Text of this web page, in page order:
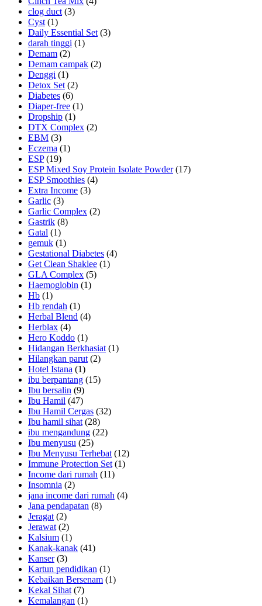
clog duct (3)
Cyst (1)
Daily Essential Set (3)
darah tinggi (1)
Demam (2)
Demam campak (2)
Denggi (1)
Detox Set (2)
Diabetes (6)
Diaper-free (1)
Dropship (1)
DTX Complex (2)
EBM (3)
Eczema (1)
ESP(19)
ESP Mixed Soy Protein Isolate Powder(17)
ESP Smoothies (4)
Extra Income (3)
Garlic (3)
Garlic Complex (2)
Gastrik (8)
Gatal (1)
gemuk (1)
Gestational Diabetes (4)
Get Clean Shaklee (1)
GLA Complex (5)
Haemoglobin (1)
Hb (1)
Hb rendah (1)
Herbal Blend (4)
Herblax (4)
Hero Koddo (1)
Hidangan Berkhasiat (1)
Hilangkan parut (2)
Hotel Istana (1)
ibu berpantang (15)
Ibu bersalin (9)
Ibu Hamil (47)
Ibu Hamil Cergas (32)
Ibu hamil sihat (28)
ibu mengandung (22)
Ibu menyusu (25)
Ibu Menyusu Terhebat (12)
Immune Protection Set (1)
Income dari rumah (11)
Insomnia (2)
jana income dari rumah (4)
Jana pendapatan (8)
Jeragat (2)
Jerawat (2)
Kalsium (1)
Kanak-kanak (41)
Kanser(3)
Kartun pendidikan (1)
Kebaikan Bersenam (1)
Kekal Sihat (7)
Kemalangan (1)